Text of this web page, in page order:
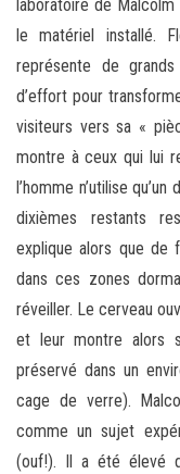
laboratoire de Malcolm
le matériel installé.
représente de
d’effort pour
visiteurs vers sa «
montre à ceux qui lui
l’homme n’utilise
dixièmes restants
explique alors que de
dans ces zones
réveiller. Le cerveau
et leur montre alors
préservé dans un
cage de verre).
comme un sujet
(ouf!). Il a été élevé